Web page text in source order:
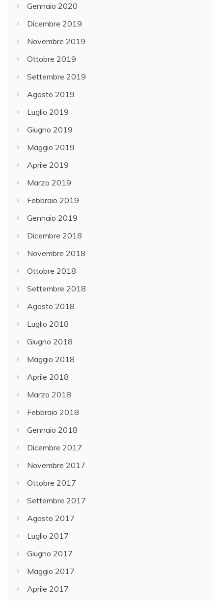
Gennaio 2020
Dicembre 2019
Novembre 2019
Ottobre 2019
Settembre 2019
Agosto 2019
Luglio 2019
Giugno 2019
Maggio 2019
Aprile 2019
Marzo 2019
Febbraio 2019
Gennaio 2019
Dicembre 2018
Novembre 2018
Ottobre 2018
Settembre 2018
Agosto 2018
Luglio 2018
Giugno 2018
Maggio 2018
Aprile 2018
Marzo 2018
Febbraio 2018
Gennaio 2018
Dicembre 2017
Novembre 2017
Ottobre 2017
Settembre 2017
Agosto 2017
Luglio 2017
Giugno 2017
Maggio 2017
Aprile 2017